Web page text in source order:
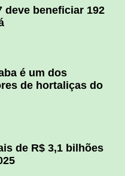
deve beneficiar 192
é um dos
de hortaliças do
de R$ 3,1 bilhões